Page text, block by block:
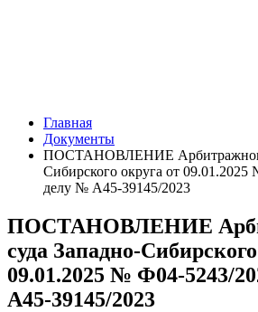
Главная
Документы
ПОСТАНОВЛЕНИЕ
Сибирского округа от
делу № А45-39145/2023
ПОСТАНОВЛЕНИЕ
суда Западно-
09.01.2025 № Ф04-5243/
А45-39145/2023